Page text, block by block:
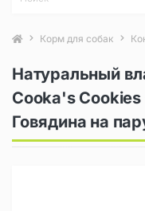
Корм для собак
Натуральный
Cooka's Cookies
Говядина на